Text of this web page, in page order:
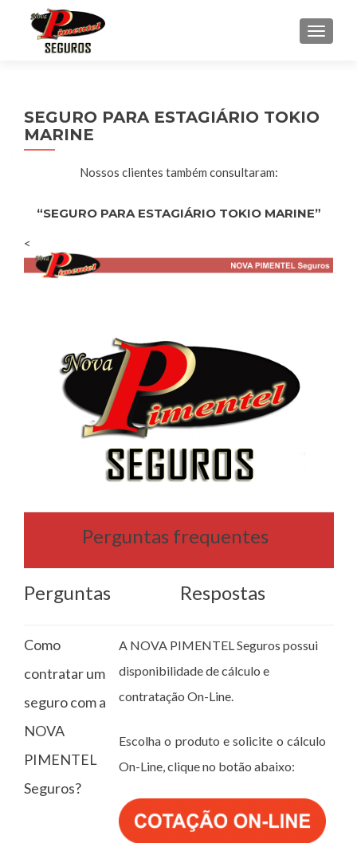
SEGURO PARA ESTAGIÁRIO TOKIO
MARINE
Nossos clientes também consultaram:
“SEGURO PARA ESTAGIÁRIO TOKIO MARINE”
<
Perguntas frequentes
Perguntas Respostas
Como
contratar um
seguro com a
NOVA
PIMENTEL
Seguros?
A NOVA PIMENTEL Seguros possui
disponibilidade de cálculo e
contratação On-Line.
Escolha o produto e solicite o cálculo
On-Line, clique no botão abaixo: